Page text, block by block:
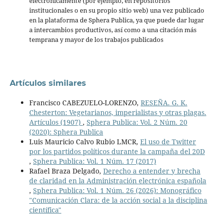
institucionales o en su propio sitio web) una vez publicado
en la plataforma de Sphera Publica, ya que puede dar lugar
a intercambios productivos, así como a una citación más
temprana y mayor de los trabajos publicados
Artículos similares
Francisco CABEZUELO-LORENZO, RESEÑA. G. K.
Chesterton: Vegetarianos, imperialistas y otras plagas.
Artículos (1907) , Sphera Publica: Vol. 2 Núm. 20
(2020): Sphera Publica
Luis Mauricio Calvo Rubio LMCR, El uso de Twitter
por los partidos políticos durante la campaña del 20D
, Sphera Publica: Vol. 1 Núm. 17 (2017)
Rafael Braza Delgado, Derecho a entender y brecha
de claridad en la Administración electrónica española
, Sphera Publica: Vol. 1 Núm. 26 (2026): Monográfico
"Comunicación Clara: de la acción social a la disciplina
científica"